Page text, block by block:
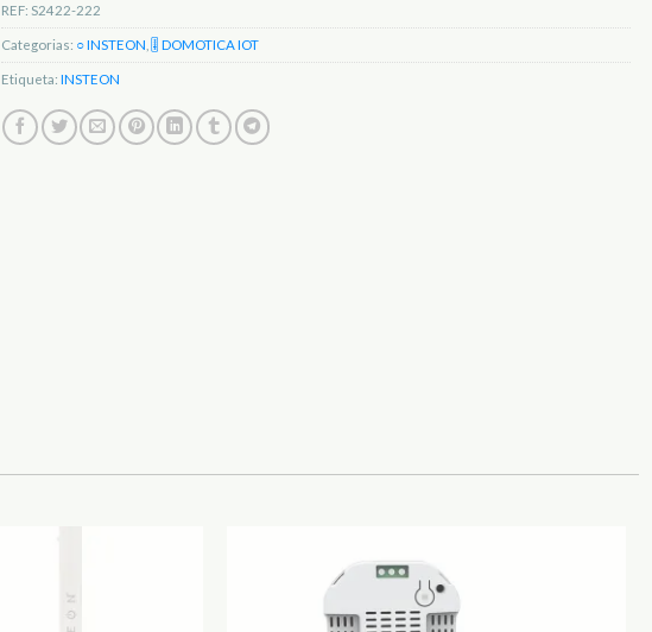
REF: S2422-222
Categorias: ○ INSTEON 🎚️ DOMOTICA IOT
Etiqueta: INSTEON